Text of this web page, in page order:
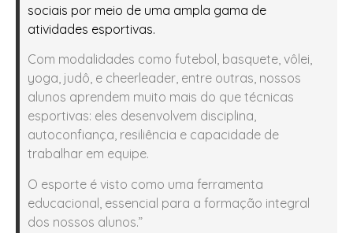
sociais por meio de uma ampla gama de
atividades esportivas.
Com modalidades como futebol, basquete, vôlei,
yoga, judô, e cheerleader, entre outras, nossos
alunos aprendem muito mais do que técnicas
esportivas: eles desenvolvem disciplina,
autoconfiança, resiliência e capacidade de
trabalhar em equipe.
O esporte é visto como uma ferramenta
educacional, essencial para a formação integral
dos nossos alunos.”